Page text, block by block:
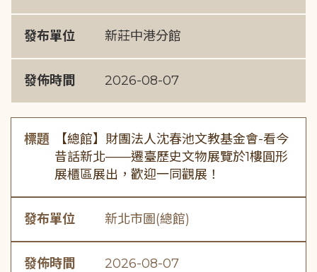
發布單位 新莊中港分館
發佈時間 2026-08-07
標題
【總館】財團法人沈春池文教基金會-看今
昔話新北——遷臺歷史文物展覽於1樓圓形
展櫃區展出，歡迎一同觀展！
發布單位 新北市圖(總館)
發佈時間 2026-08-07